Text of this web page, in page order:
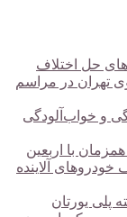
حل اختلاف
با متروی تهران در مراسم
و خواب‌آلودگی
آلاینده
پلی یورتان